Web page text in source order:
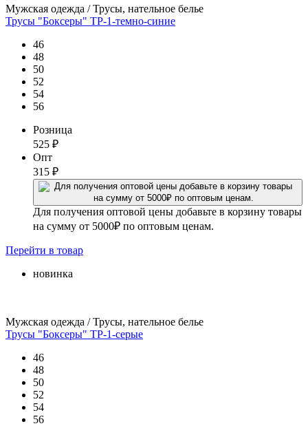
Мужская одежда / Трусы, нательное белье
Трусы "Боксеры" ТР-1-темно-синие
46
48
50
52
54
56
Розница
525 ₽
Опт
315 ₽
Для получения оптовой цены добавьте в корзину товары
на сумму от 5000₽ по оптовым ценам.
Перейти в товар
новинка
Мужская одежда / Трусы, нательное белье
Трусы "Боксеры" ТР-1-серые
46
48
50
52
54
56